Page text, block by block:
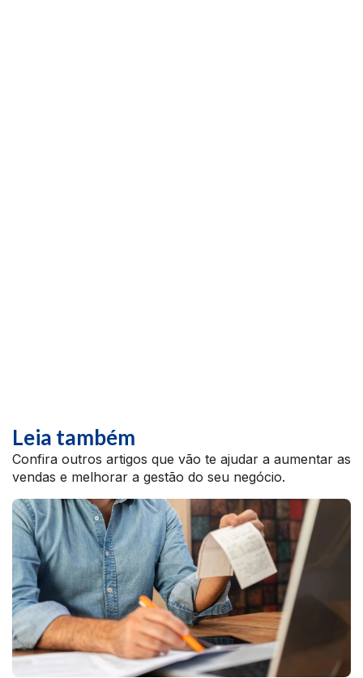
Leia também
Confira outros artigos que vão te ajudar a aumentar as
vendas e melhorar a gestão do seu negócio.